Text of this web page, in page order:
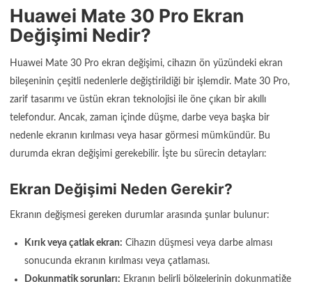
Huawei Mate 30 Pro Ekran
Değişimi Nedir?
Huawei Mate 30 Pro ekran değişimi, cihazın ön yüzündeki ekran
bileşeninin çeşitli nedenlerle değiştirildiği bir işlemdir. Mate 30 Pro,
zarif tasarımı ve üstün ekran teknolojisi ile öne çıkan bir akıllı
telefondur. Ancak, zaman içinde düşme, darbe veya başka bir
nedenle ekranın kırılması veya hasar görmesi mümkündür. Bu
durumda ekran değişimi gerekebilir. İşte bu sürecin detayları:
Ekran Değişimi Neden Gerekir?
Ekranın değişmesi gereken durumlar arasında şunlar bulunur:
Kırık veya çatlak ekran: Cihazın düşmesi veya darbe alması
sonucunda ekranın kırılması veya çatlaması.
Dokunmatik sorunları: Ekranın belirli bölgelerinin dokunmatiğe